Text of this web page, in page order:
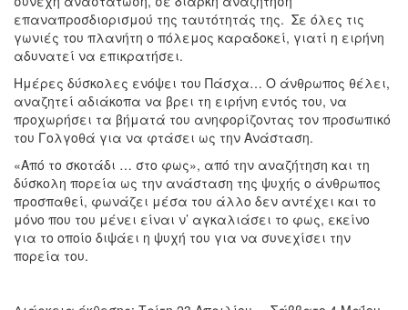
επαναπροσδιορισμού της ταυτότητάς της. Σε όλες τις
γωνιές του πλανήτη ο πόλεμος καραδοκεί, γιατί η ειρήνη
αδυνατεί να επικρατήσει.
Ημέρες δύσκολες ενόψει του Πάσχα… Ο άνθρωπος θέλει,
αναζητεί αδιάκοπα να βρει τη ειρήνη εντός του, να
προχωρήσει τα βήματά του ανηφορίζοντας τον προσωπικό
του Γολγοθά για να φτάσει ως την Ανάσταση.
«Από το σκοτάδι … στο φως», από την αναζήτηση και τη
δύσκολη πορεία ως την ανάσταση της ψυχής ο άνθρωπος
προσπαθεί, φωνάζει μέσα του άλλο δεν αντέχει και το
μόνο που του μένει είναι ν’ αγκαλιάσει το φως, εκείνο
για το οποίο διψάει η ψυχή του για να συνεχίσει την
πορεία του.